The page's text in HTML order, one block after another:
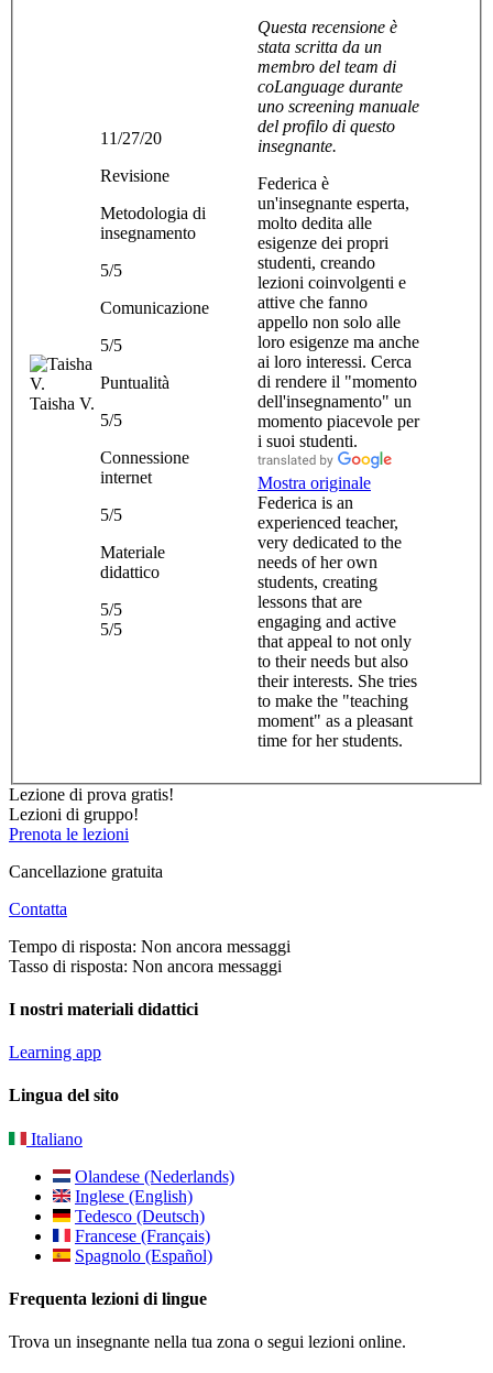
Taisha V.
11/27/20
Revisione
Metodologia di
insegnamento
5/5
Comunicazione
5/5
Puntualità
5/5
Connessione
internet
5/5
Materiale
didattico
5/5
5/5
Questa recensione è
stata scritta da un
membro del team di
coLanguage durante
uno screening manuale
del profilo di questo
insegnante.
Federica è
un'insegnante esperta,
molto dedita alle
esigenze dei propri
studenti, creando
lezioni coinvolgenti e
attive che fanno
appello non solo alle
loro esigenze ma anche
ai loro interessi. Cerca
di rendere il "momento
dell'insegnamento" un
momento piacevole per
i suoi studenti.
Mostra originale
Federica is an
experienced teacher,
very dedicated to the
needs of her own
students, creating
lessons that are
engaging and active
that appeal to not only
to their needs but also
their interests. She tries
to make the "teaching
moment" as a pleasant
time for her students.
Lezione di prova gratis!
Lezioni di gruppo!
Prenota le lezioni
Cancellazione gratuita
Contatta
Tempo di risposta: Non ancora messaggi
Tasso di risposta: Non ancora messaggi
I nostri materiali didattici
Learning app
Lingua del sito
Italiano
Olandese (Nederlands)
Inglese (English)
Tedesco (Deutsch)
Francese (Français)
Spagnolo (Español)
Frequenta lezioni di lingue
Trova un insegnante nella tua zona o segui lezioni online.